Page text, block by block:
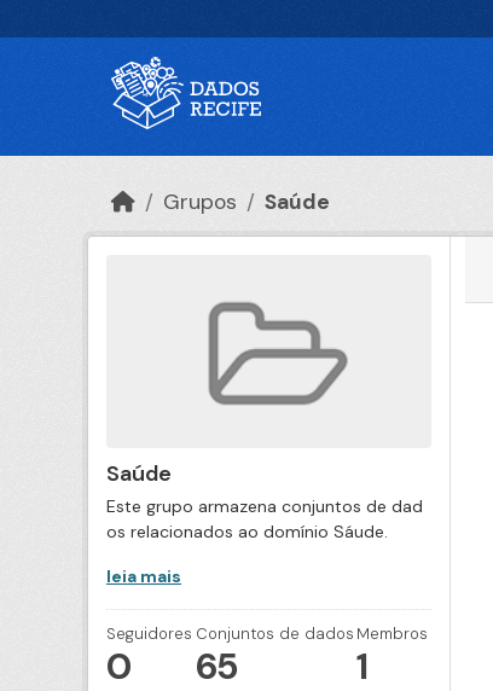
Grupos Saúde
Saúde
Este grupo armazena conjuntos de dad
os relacionados ao domínio Sáude.
leia mais
Seguidores
0
Conjuntos de dados
65
Membros
1